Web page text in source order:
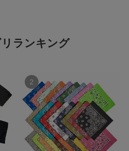
ランキング